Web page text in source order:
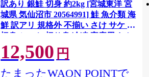
訳あり 銀鮭 切身 約2kg [宮城東洋 宮
城県 気仙沼市 20564991] 鮭 魚介類 海
鮮 訳アリ 規格外 不揃い さけ サケ 鮭
切身 シャケ 切り身 冷凍 家庭用 おか
ず 弁当 支援 サーモン 銀鮭切り身 魚
わけあり
12,500 円
たまったWAON POINTで